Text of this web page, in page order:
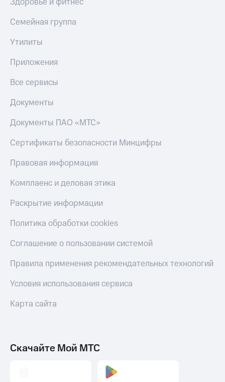
Семейная группа
Утилиты
Приложения
Все сервисы
Документы
Документы ПАО «МТС»
Сертификаты безопасности Минцифры
Правовая информация
Комплаенс и деловая этика
Раскрытие информации
Политика обработки cookies
Соглашение о пользовании системой
Правила применения рекомендательных технологий
Условия использования сервиса
Карта сайта
Скачайте Мой МТС